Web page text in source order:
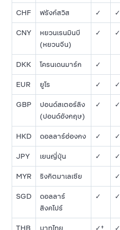
CHF ฟรังก์สวิส ✓ ✓
CNY
หยวนเรนมินบี
(หยวนจีน)
✓ ✓
DKK โครนเดนมาร์ก ✓
EUR ยูโร ✓ ✓
GBP
ปอนด์สเตอร์ลิง
(ปอนด์อังกฤษ)
✓ ✓
HKD ดอลลาร์ฮ่องกง ✓ ✓
JPY เยนญี่ปุ่น ✓ ✓
MYR ริงกิตมาเลเซีย ✓
SGD
ดอลลาร์
สิงคโปร์
✓
THB บาทไทย ✓† ✓